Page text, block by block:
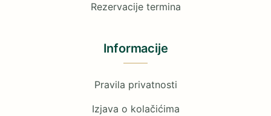
Rezervacije termina
Informacije
Pravila privatnosti
Izjava o kolačićima